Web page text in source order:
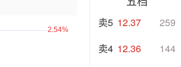
卖5 12.37
259
卖4 12.36
144